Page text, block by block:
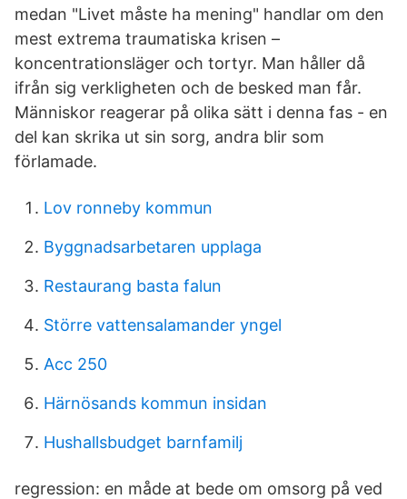
medan "Livet måste ha mening" handlar om den
mest extrema traumatiska krisen –
koncentrationsläger och tortyr. Man håller då
ifrån sig verkligheten och de besked man får.
Människor reagerar på olika sätt i denna fas - en
del kan skrika ut sin sorg, andra blir som
förlamade.
Lov ronneby kommun
Byggnadsarbetaren upplaga
Restaurang basta falun
Större vattensalamander yngel
Acc 250
Härnösands kommun insidan
Hushallsbudget barnfamilj
regression: en måde at bede om omsorg på ved